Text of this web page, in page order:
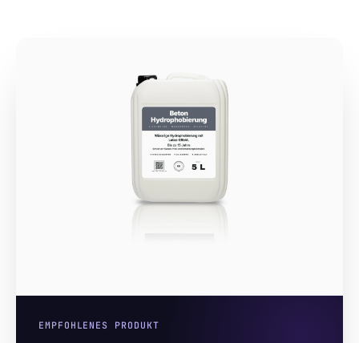
EMPFOHLENES PRODUKT